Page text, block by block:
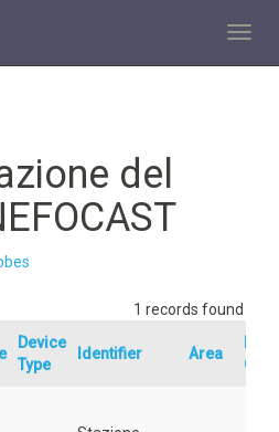
del
1 records found
Device
Type
Identifier Area